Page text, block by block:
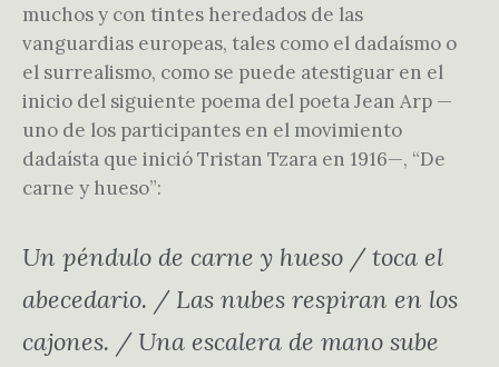
muchos y con tintes heredados de las
vanguardias europeas, tales como el dadaísmo o
el surrealismo, como se puede atestiguar en el
inicio del siguiente poema del poeta Jean Arp —
uno de los participantes en el movimiento
dadaísta que inició Tristan Tzara en 1916—, “De
carne y hueso”:
Un péndulo de carne y hueso / toca el
abecedario. / Las nubes respiran en los
cajones. / Una escalera de mano sube